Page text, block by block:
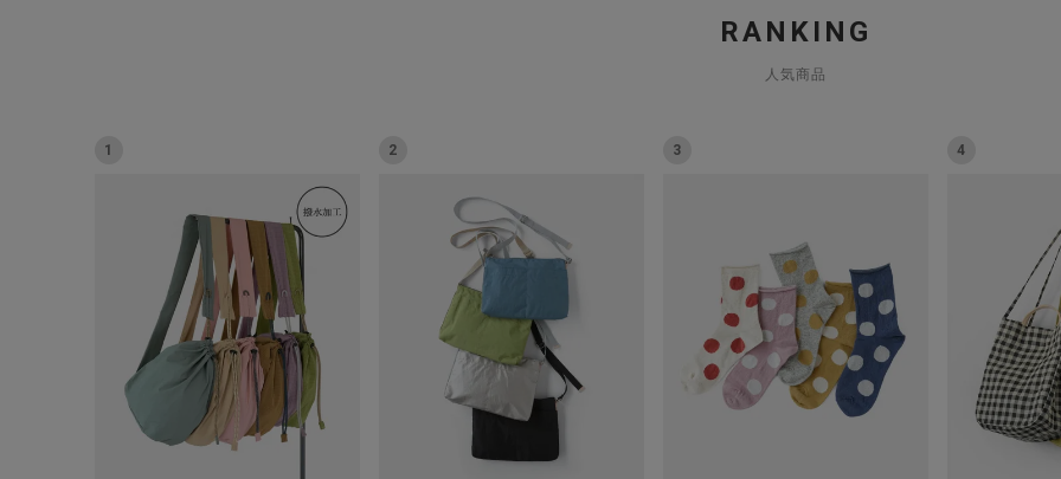
ナチュラル服
ファッション雑貨
RANKING
人気商品
1 2 3 4